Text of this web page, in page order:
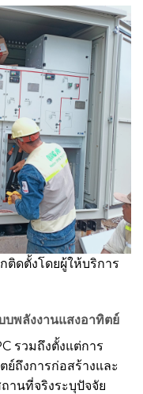
ติดตั้งโดยผู้ให้บริการ
บพลังงานแสงอาทิตย์
รวมถึงตั้งแต่การ
ถึงการก่อสร้างและ
านที่จริงระบุปัจจัย